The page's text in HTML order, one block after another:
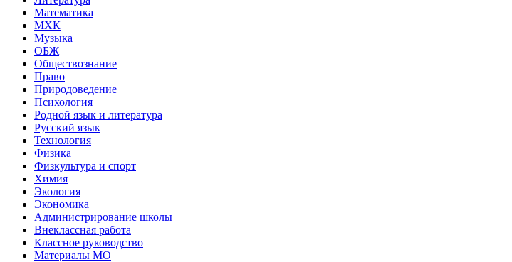
Математика
МХК
Музыка
ОБЖ
Обществознание
Право
Природоведение
Психология
Родной язык и литература
Русский язык
Технология
Физика
Физкультура и спорт
Химия
Экология
Экономика
Администрирование школы
Внеклассная работа
Классное руководство
Материалы МО